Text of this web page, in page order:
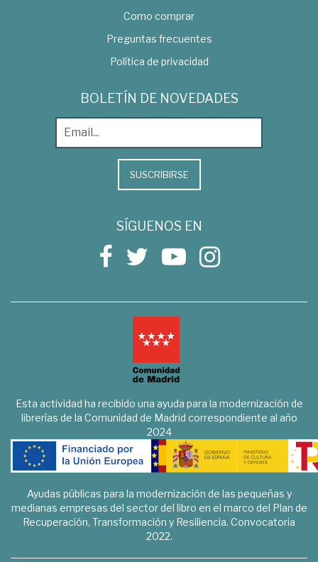
Como comprar
Preguntas frecuentes
Política de privacidad
BOLETÍN DE NOVEDADES
SUSCRIBIRSE
SÍGUENOS EN
Esta actividad ha recibido una ayuda para la modernización de
librerías de la Comunidad de Madrid correspondiente al año
2024
Ayudas públicas para la modernización de las pequeñas y
medianas empresas del sector del libro en el marco del Plan de
Recuperación, Transformación y Resiliencia. Convocatoria
2022.